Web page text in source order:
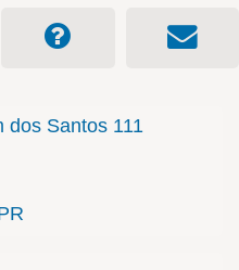
dos Santos 111